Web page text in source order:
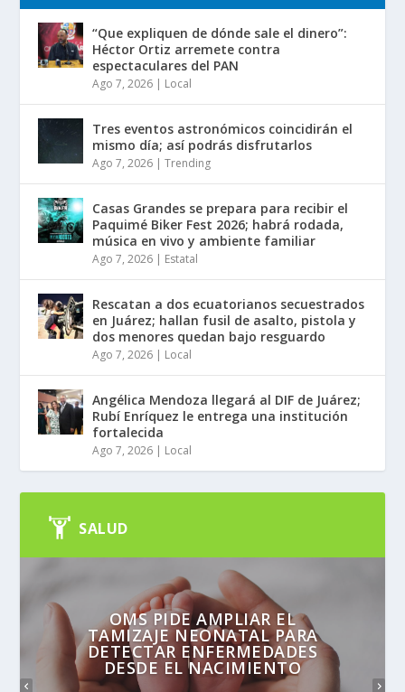
“Que expliquen de dónde sale el dinero”:
Héctor Ortiz arremete contra
espectaculares del PAN
Ago 7, 2026 | Local
Tres eventos astronómicos coincidirán el
mismo día; así podrás disfrutarlos
Ago 7, 2026 |Trending
Casas Grandes se prepara para recibir el
Paquimé Biker Fest 2026; habrá rodada,
música en vivo y ambiente familiar
Ago 7, 2026 | Estatal
Rescatan a dos ecuatorianos secuestrados
en Juárez; hallan fusil de asalto, pistola y
dos menores quedan bajo resguardo
Ago 7, 2026 | Local
Angélica Mendoza llegará al DIF de Juárez;
Rubí Enríquez le entrega una institución
fortalecida
Ago 7, 2026 | Local
SALUD
OMS PIDE AMPLIAR EL
TAMIZAJE NEONATAL PARA
DETECTAR ENFERMEDADES
DESDE EL NACIMIENTO